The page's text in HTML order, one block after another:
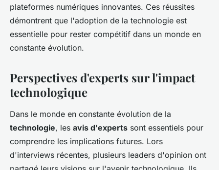
plateformes numériques innovantes. Ces réussites
démontrent que l'adoption de la technologie est
essentielle pour rester compétitif dans un monde en
constante évolution.
Perspectives d'experts sur l'impact
technologique
Dans le monde en constante évolution de la
technologie, les avis d'experts sont essentiels pour
comprendre les implications futures. Lors
d'interviews récentes, plusieurs leaders d'opinion ont